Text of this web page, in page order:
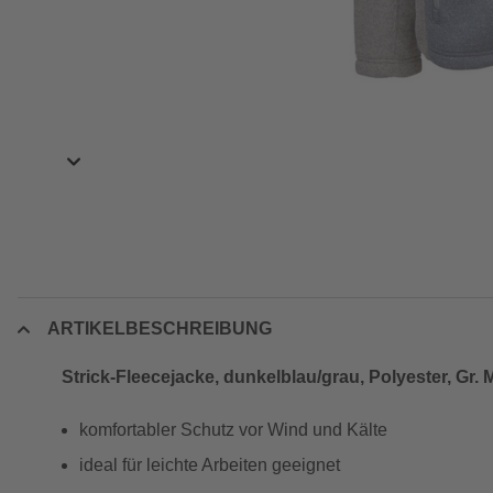
ARTIKELBESCHREIBUNG
Strick-Fleecejacke, dunkelblau/grau, Polyester, Gr.
komfortabler Schutz vor Wind und Kälte
ideal für leichte Arbeiten geeignet